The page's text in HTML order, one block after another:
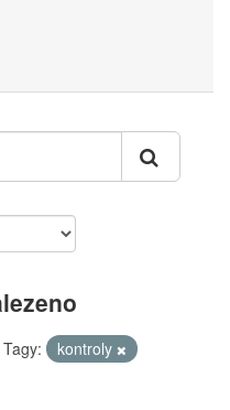
Tagy:
kontroly